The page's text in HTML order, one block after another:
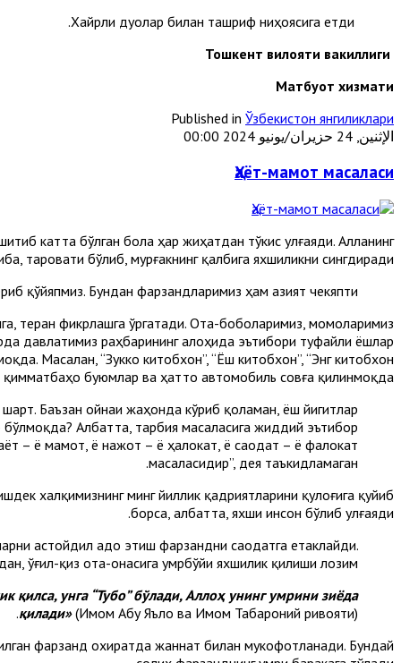
Тошкент вилояти вакиллиги
Матбуот хизмати
Published in Ўзбекистон янгиликлари
الإثنين, 24 حزيران/يونيو 2024 00:00
Ҳаёт-мамот масаласи
катта бўлган бола ҳар жиҳатдан тўкис улғаяди. Алланинг
таровати бўлиб, мурғакнинг қалбига яхшиликни сингдиради.
қўйяпмиз. Бундан фарзандларимиз ҳам азият чекяпти.
теран фикрлашга ўргатади. Ота-боболаримиз, момоларимиз
давлатимиз раҳбарининг алоҳида эътибори туфайли ёшлар
Масалан, “Зукко китобхон”, “Ёш китобхон”, “Энг китобхон
қимматбаҳо буюмлар ва ҳатто автомобиль совға қилинмоқда.
шарт. Баъзан ойнаи жаҳонда кўриб қоламан, ёш йигитлар
Албатта, тарбия масаласига жиддий эъти­бор
– ё мамот, ё нажот – ё ҳа­локат, ё саодат – ё фалокат
масаласидир”, дея таъкидламаган.
халқимизнинг минг йиллик қадриятларини қулоғига қуйиб
борса, албатта, яхши инсон бўлиб улғаяди.
астойдил адо этиш фарзандни саодатга етаклайди.
ўғил-қиз ота-онасига умрбўйи яхшилик қилиши лозим.
қилса, унга “Тубо” бўлади, Аллоҳ унинг умрини зиёда
қилади» (Имом Абу Яъло ва Имом Табароний ривояти).
фарзанд охиратда жаннат билан мукофотланади. Бундай